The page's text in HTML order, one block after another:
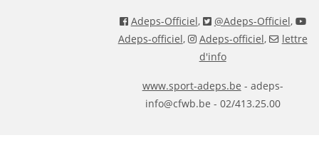
Adeps-Officiel, @Adeps-Officiel,
Adeps-officiel, Adeps-officiel,
lettre
d'info
www.sport-adeps.be - adeps-
info@cfwb.be - 02/413.25.00